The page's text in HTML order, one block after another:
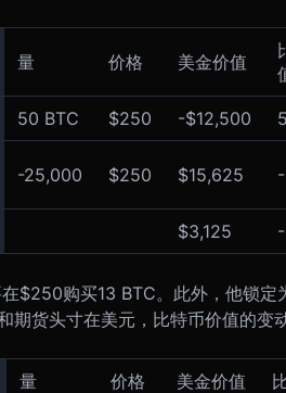
量 价格 美金价值
50 BTC $250 -$12,500
-25,000 $250 $15,625
$3,125
$250购买13 BTC。此外，他锁
期货头寸在美元，比特币价值的变动
量 价格 美金价值